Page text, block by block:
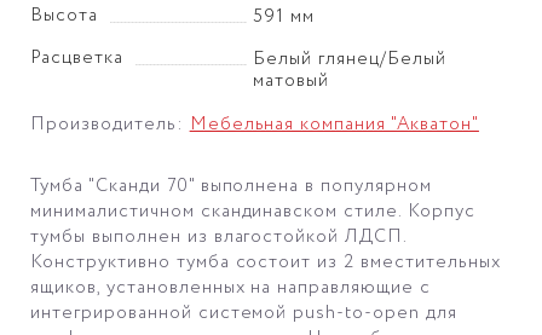
Высота
591 мм
Расцветка
Белый глянец/Белый
матовый
Производитель:Мебельная компания "Акватон"
Тумба "Сканди 70" выполнена в популярном
минималистичном скандинавском стиле. Корпус
тумбы выполнен из влагостойкой ЛДСП.
Конструктивно тумба состоит из 2 вместительных
ящиков, установленных на направляющие с
интегрированной системой push-to-open для